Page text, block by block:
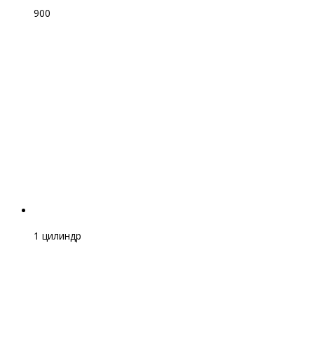
900
1 цилиндр